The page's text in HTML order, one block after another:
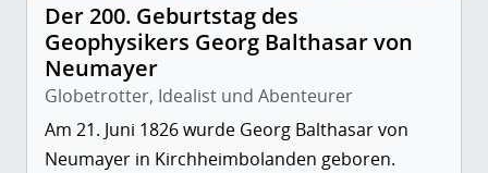
Der 200. Geburtstag des
Geophysikers Georg Balthasar von
Neumayer
Globetrotter, Idealist und Abenteurer
Am 21. Juni 1826 wurde Georg Balthasar von
Neumayer in Kirchheimbolanden geboren.